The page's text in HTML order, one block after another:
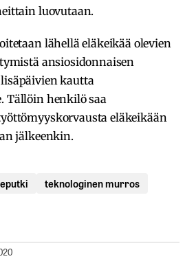
luovutaan.
lähellä eläkeikää olevien
ansiosidonnaisen
kautta
Tällöin henkilö saa
eläkeikään
jälkeenkin.
teknologinen murros